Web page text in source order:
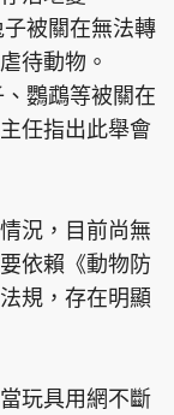
被關在無法轉
待動物。
鸚鵡等被關在
任指出此舉會
況，目前尚無
依賴《動物防
規，存在明顯
玩具用網不斷